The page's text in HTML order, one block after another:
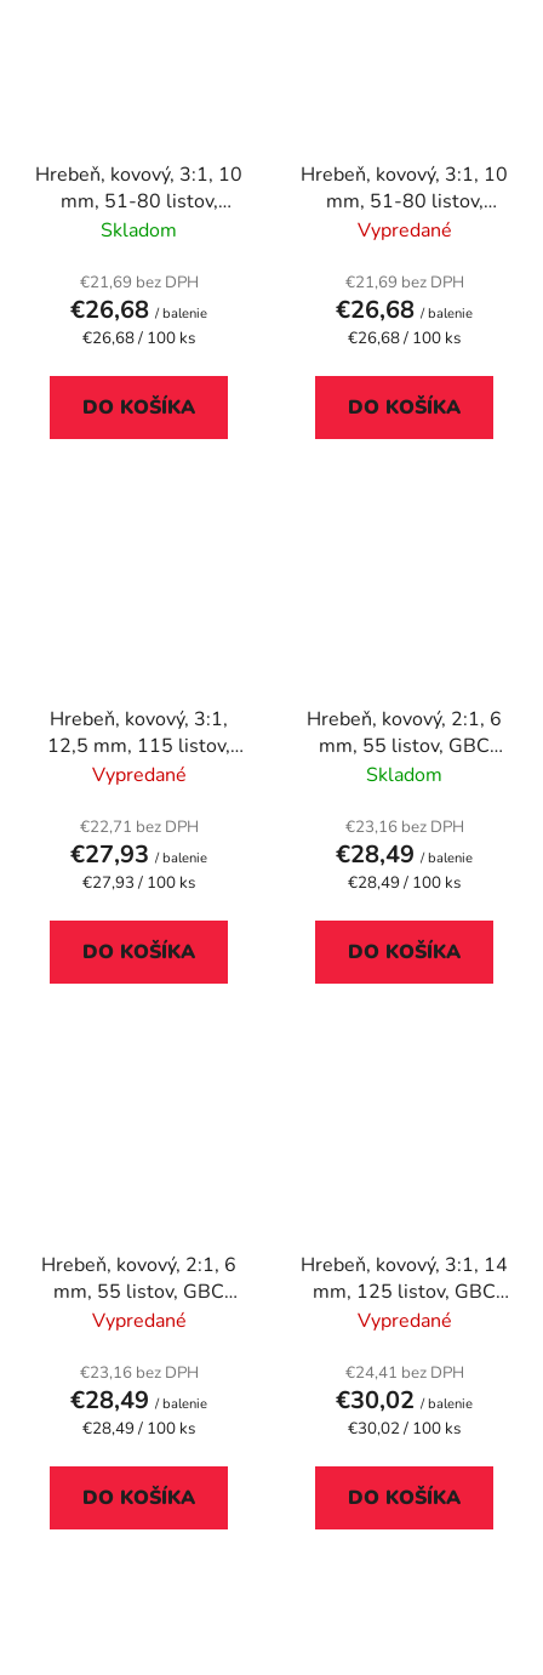
Hrebeň, kovový, 3:1, 10
mm, 51-80 listov,
FELLOWES, čierny
Skladom
€21,69 bez DPH
€26,68 / balenie
Jednotková
€26,68 / 100 ks
DO KOŠÍKA
Hrebeň, kovový, 3:1, 10
mm, 51-80 listov,
FELLOWES, strieborný
Vypredané
€21,69 bez DPH
€26,68 / balenie
Jednotková
€26,68 / 100 ks
DO KOŠÍKA
Hrebeň, kovový, 3:1,
12,5 mm, 115 listov,
GBC "WireBind",
Vypredané
€22,71 bez DPH
€27,93 / balenie
Jednotková
€27,93 / 100 ks
DO KOŠÍKA
Hrebeň, kovový, 2:1, 6
mm, 55 listov, GBC
"MultiBind 21", biely
Skladom
€23,16 bez DPH
€28,49 / balenie
Jednotková
€28,49 / 100 ks
DO KOŠÍKA
Hrebeň, kovový, 2:1, 6
mm, 55 listov, GBC
"MultiBind 21", čierna
Vypredané
€23,16 bez DPH
€28,49 / balenie
Jednotková
€28,49 / 100 ks
DO KOŠÍKA
Hrebeň, kovový, 3:1, 14
mm, 125 listov, GBC
"WireBind", biely
Vypredané
€24,41 bez DPH
€30,02 / balenie
Jednotková
€30,02 / 100 ks
DO KOŠÍKA